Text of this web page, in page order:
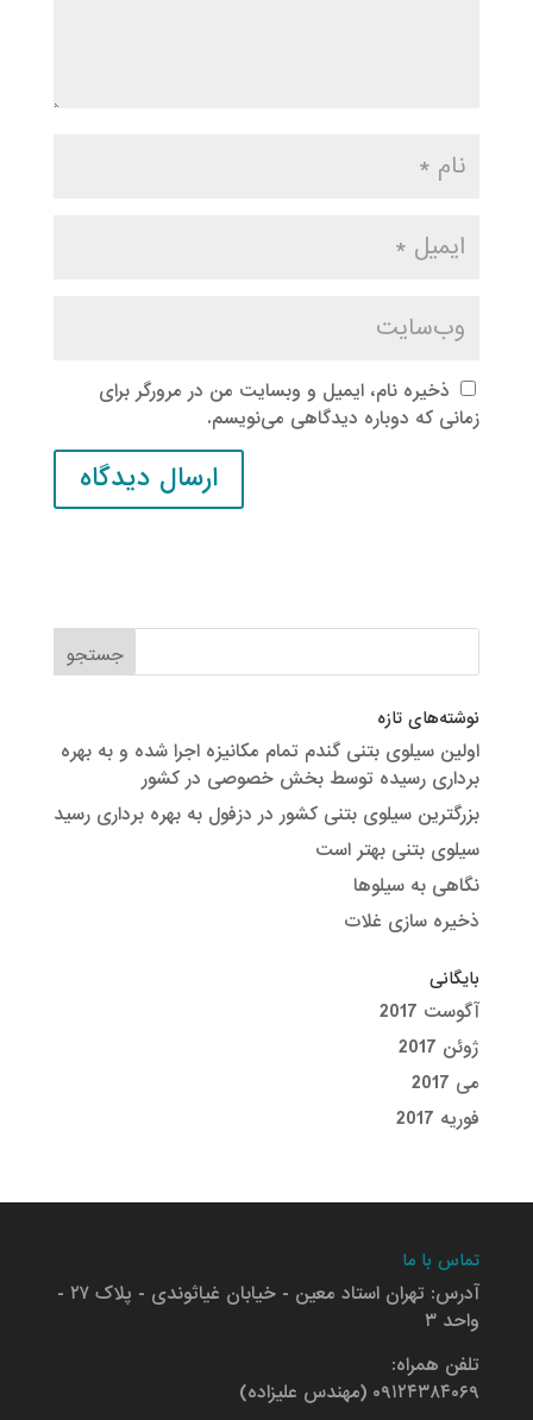
ذخیره نام، ایمیل و وبسایت من در مرورگر برای
زمانی که دوباره دیدگاهی می‌نویسم.
نوشته‌های تازه
اولین سیلوی بتنی گندم تمام مکانیزه اجرا شده و به بهره
برداری رسیده توسط بخش خصوصی در کشور
بزرگترین سیلوی بتنی کشور در دزفول به بهره برداری رسید
سیلوی بتنی بهتر است
نگاهی به سیلوها
ذخیره سازی غلات
بایگانی
آگوست 2017
ژوئن 2017
می 2017
فوریه 2017
تماس با ما
آدرس: تهران استاد معین - خیابان غیاثوندی - پلاک ۲۷ -
واحد ۳
تلفن همراه:
۰۹۱۲۴۳۸۴۰۶۹ (مهندس علیزاده)